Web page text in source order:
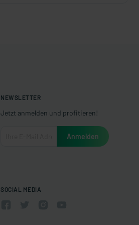
NEWSLETTER
Jetzt anmelden und profitieren!
SOCIAL MEDIA